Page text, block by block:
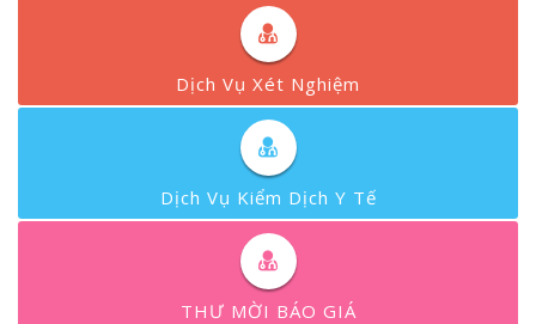
Dịch Vụ Xét Nghiệm
Dịch Vụ Kiểm Dịch Y Tế
THƯ MỜI BÁO GIÁ